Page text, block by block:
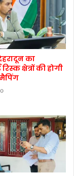
का
क्षेत्रों की होगी